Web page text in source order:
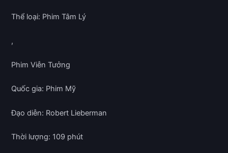
Thể loại: Phim Tâm Lý
,
Phim Viễn Tưởng
Quốc gia: Phim Mỹ
Đạo diễn: Robert Lieberman
Thời lượng: 109 phút